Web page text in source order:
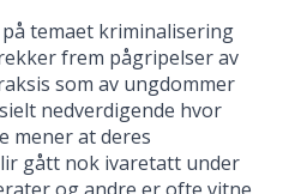
temaet kriminalisering
frem pågripelser av
som av ungdommer
nedverdigende hvor
mener at deres
gått nok ivaretatt under